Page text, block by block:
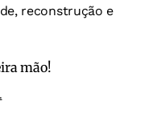
reconstrução e
mão!